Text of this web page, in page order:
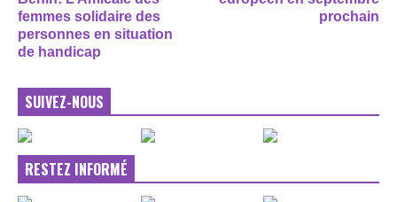
femmes solidaire des
personnes en situation
de handicap
prochain
SUIVEZ-NOUS
RESTEZ INFORMÉ